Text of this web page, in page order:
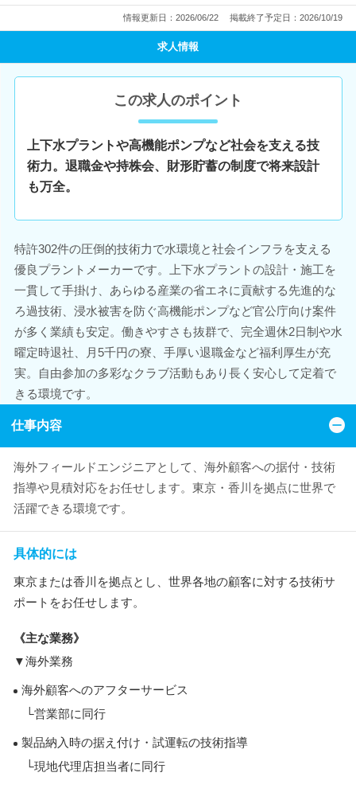
情報更新日：2026/06/22 掲載終了予定日：2026/10/19
求人情報
この求人のポイント
上下水プラントや高機能ポンプなど社会を支える技
術力。退職金や持株会、財形貯蓄の制度で将来設計
も万全。
特許302件の圧倒的技術力で水環境と社会インフラを支える
優良プラントメーカーです。上下水プラントの設計・施工を
一貫して手掛け、あらゆる産業の省エネに貢献する先進的な
ろ過技術、浸水被害を防ぐ高機能ポンプなど官公庁向け案件
が多く業績も安定。働きやすさも抜群で、完全週休2日制や水
曜定時退社、月5千円の寮、手厚い退職金など福利厚生が充
実。自由参加の多彩なクラブ活動もあり長く安心して定着で
きる環境です。
仕事内容
海外フィールドエンジニアとして、海外顧客への据付・技術
指導や見積対応をお任せします。東京・香川を拠点に世界で
活躍できる環境です。
具体的には
東京または香川を拠点とし、世界各地の顧客に対する技術サ
ポートをお任せします。
《主な業務》
▼海外業務
海外顧客へのアフターサービス
└営業部に同行
製品納入時の据え付け・試運転の技術指導
└現地代理店担当者に同行